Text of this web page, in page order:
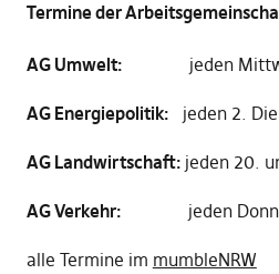
Termine der
AG Umwelt: jeden
AG Energiepolitik: jeden 2.
AG Landwirtschaft: jeden 20.
AG Verkehr: jeden
alle Termine im mumbleNRW